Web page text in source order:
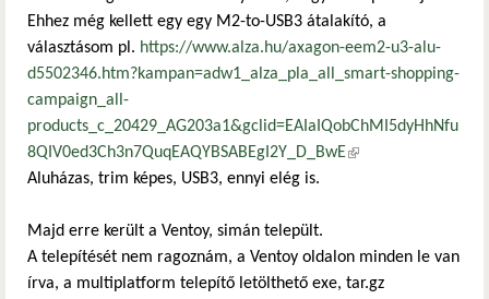
Ehhez még kellett egy egy M2-to-USB3 átalakító, a
választásom pl. https://www.alza.hu/axagon-eem2-u3-alu-
d5502346.htm?kampan=adw1_alza_pla_all_smart-shopping-
campaign_all-
products_c_20429_AG203a1&gclid=EAIaIQobChMI5dyHhNfu
8QIV0ed3Ch3n7QuqEAQYBSABEgI2Y_D_BwE(külső hivatkozás)
Aluházas, trim képes, USB3, ennyi elég is.
Majd erre került a Ventoy, simán települt.
A telepítését nem ragoznám, a Ventoy oldalon minden le van
írva, a multiplatform telepítő letölthető exe, tar.gz